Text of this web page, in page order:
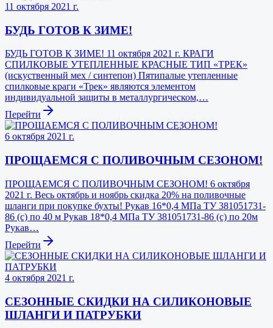
11 октября 2021 г.
БУДЬ ГОТОВ К ЗИМЕ!
БУДЬ ГОТОВ К ЗИМЕ! 11 октября 2021 г. КРАГИ
СПИЛКОВЫЕ УТЕПЛЕННЫЕ КРАСНЫЕ ТИП «ТРЕК»
(искуственный мех / синтепон) Пятипалые утепленные
спилковые краги «Трек» являются элементом
индивидуальной защиты в металлургическом,…
Перейти
6 октября 2021 г.
ПРОЩАЕМСЯ С ПОЛИВОЧНЫМ СЕЗОНОМ!
ПРОЩАЕМСЯ С ПОЛИВОЧНЫМ СЕЗОНОМ! 6 октября
2021 г. Весь октябрь и ноябрь скидка 20% на поливочные
шланги при покупке бухты! Рукав 16*0,4 МПа ТУ 381051731-
86 (с) по 40 м Рукав 18*0,4 МПа ТУ 381051731-86 (с) по 20м
Рукав…
Перейти
4 октября 2021 г.
СЕЗОННЫЕ СКИДКИ НА СИЛИКОНОВЫЕ
ШЛАНГИ И ПАТРУБКИ